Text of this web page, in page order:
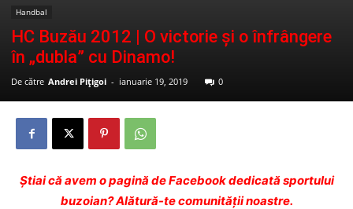
Handbal
HC Buzău 2012 | O victorie și o înfrângere
în „dubla” cu Dinamo!
De către Andrei Pițigoi - ianuarie 19, 2019 0
Ştiai că avem o pagină de Facebook dedicată sportului
buzoian? Alătură-te comunității noastre.